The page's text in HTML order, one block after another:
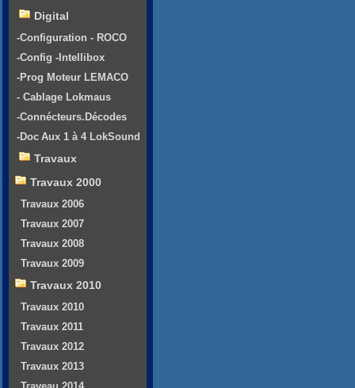
Digital
-Configuration - ROCO
-Config -Intellibox
-Prog Moteur LEMACO
- Cablage Lokmaus
-Connécteurs.Décodes
-Doc Aux 1 à 4 LokSound
Travaux
Travaux 2000
Travaux 2006
Travaux 2007
Travaux 2008
Travaux 2009
Travaux 2010
Travaux 2010
Travaux 2011
Travaux 2012
Travaux 2013